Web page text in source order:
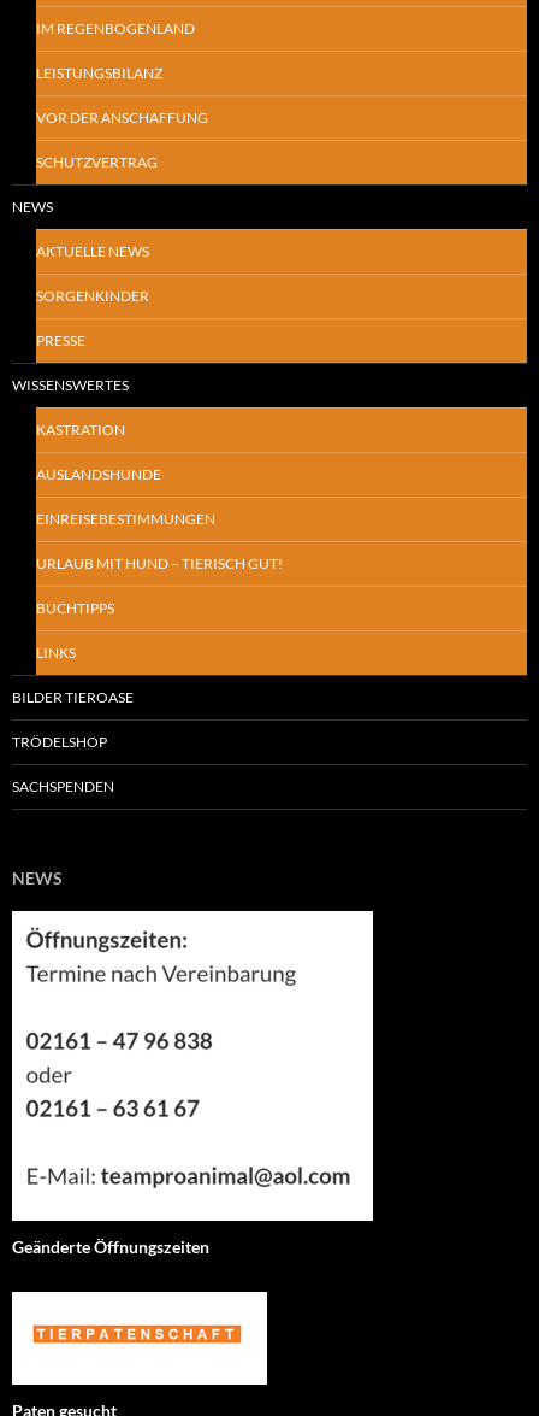
IM REGENBOGENLAND
LEISTUNGSBILANZ
VOR DER ANSCHAFFUNG
SCHUTZVERTRAG
NEWS
AKTUELLE NEWS
SORGENKINDER
PRESSE
WISSENSWERTES
KASTRATION
AUSLANDSHUNDE
EINREISEBESTIMMUNGEN
URLAUB MIT HUND – TIERISCH GUT!
BUCHTIPPS
LINKS
BILDER TIEROASE
TRÖDELSHOP
SACHSPENDEN
NEWS
Geänderte Öffnungszeiten
Paten gesucht